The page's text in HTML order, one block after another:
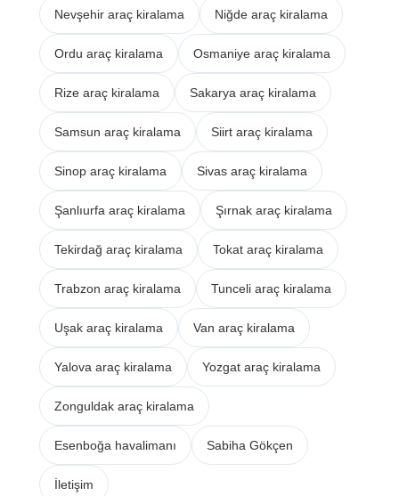
Nevşehir araç kiralama Niğde araç kiralama
Ordu araç kiralama Osmaniye araç kiralama
Rize araç kiralama Sakarya araç kiralama
Samsun araç kiralama Siirt araç kiralama
Sinop araç kiralama Sivas araç kiralama
Şanlıurfa araç kiralama Şırnak araç kiralama
Tekirdağ araç kiralama Tokat araç kiralama
Trabzon araç kiralama Tunceli araç kiralama
Uşak araç kiralama Van araç kiralama
Yalova araç kiralama Yozgat araç kiralama
Zonguldak araç kiralama
Esenboğa havalimanı Sabiha Gökçen
İletişim